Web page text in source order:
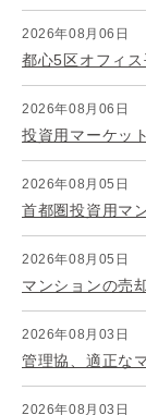
2026年08月06日
都心5区オフィ
2026年08月06日
投資用マーケッ
2026年08月05日
首都圏投資用マ
2026年08月05日
マンションの売
2026年08月03日
管理協、適正な
2026年08月03日